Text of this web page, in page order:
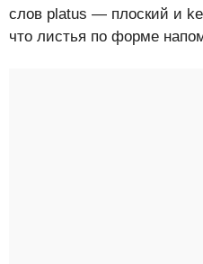
слов platus — плоский и
что листья по форме